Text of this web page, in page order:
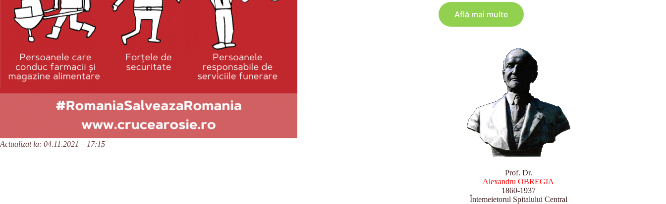
Actualizat la: 04.11.2021 – 17:15
Află mai multe
Prof. Dr.
Alexandru OBREGIA
1860-1937
Întemeietorul Spitalului Central